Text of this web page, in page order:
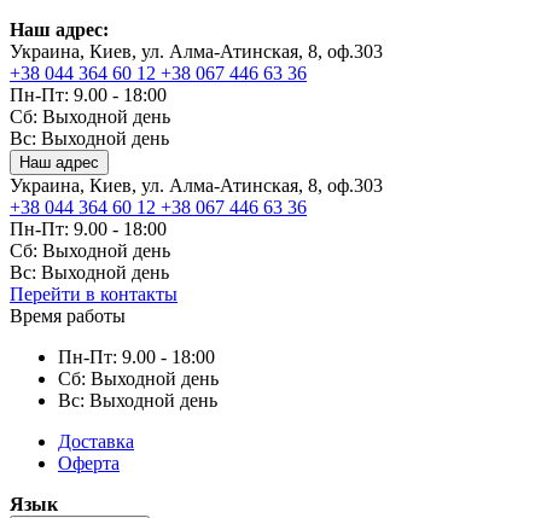
Наш адрес:
Украина, Киев, ул. Алма-Атинская, 8, оф.303
+38 044 364 60 12 +38 067 446 63 36
Пн-Пт: 9.00 - 18:00
Сб: Выходной день
Вс: Выходной день
Наш адрес
Украина, Киев, ул. Алма-Атинская, 8, оф.303
+38 044 364 60 12 +38 067 446 63 36
Пн-Пт: 9.00 - 18:00
Сб: Выходной день
Вс: Выходной день
Перейти в контакты
Время работы
Пн-Пт: 9.00 - 18:00
Сб: Выходной день
Вс: Выходной день
Доставка
Оферта
Язык